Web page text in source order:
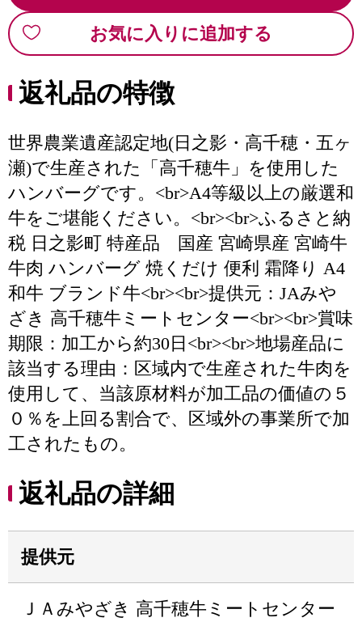
お気に入りに追加する
返礼品の特徴
世界農業遺産認定地(日之影・高千穂・五ヶ
瀬)で生産された「高千穂牛」を使用した
ハンバーグです。<br>A4等級以上の厳選和
牛をご堪能ください。<br><br>ふるさと納
税 日之影町 特産品 国産 宮崎県産 宮崎牛
牛肉 ハンバーグ 焼くだけ 便利 霜降り A4
和牛 ブランド牛<br><br>提供元：JAみや
ざき 高千穂牛ミートセンター<br><br>賞味
期限：加工から約30日<br><br>地場産品に
該当する理由：区域内で生産された牛肉を
使用して、当該原材料が加工品の価値の５
０％を上回る割合で、区域外の事業所で加
工されたもの。
返礼品の詳細
提供元
ＪＡみやざき 高千穂牛ミートセンター